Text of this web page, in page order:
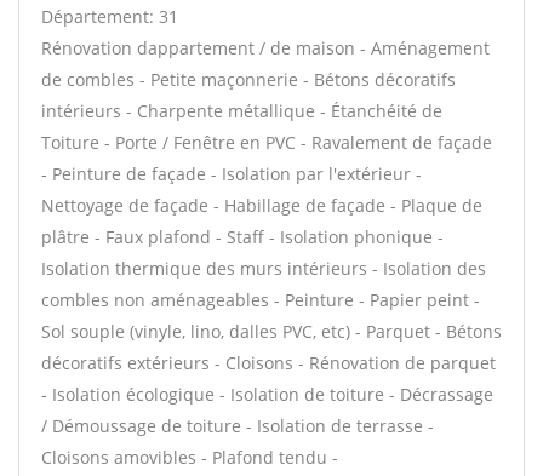
Département: 31
Rénovation dappartement / de maison - Aménagement
de combles - Petite maçonnerie - Bétons décoratifs
intérieurs - Charpente métallique - Étanchéité de
Toiture - Porte / Fenêtre en PVC - Ravalement de façade
- Peinture de façade - Isolation par l'extérieur -
Nettoyage de façade - Habillage de façade - Plaque de
plâtre - Faux plafond - Staff - Isolation phonique -
Isolation thermique des murs intérieurs - Isolation des
combles non aménageables - Peinture - Papier peint -
Sol souple (vinyle, lino, dalles PVC, etc) - Parquet - Bétons
décoratifs extérieurs - Cloisons - Rénovation de parquet
- Isolation écologique - Isolation de toiture - Décrassage
/ Démoussage de toiture - Isolation de terrasse -
Cloisons amovibles - Plafond tendu -